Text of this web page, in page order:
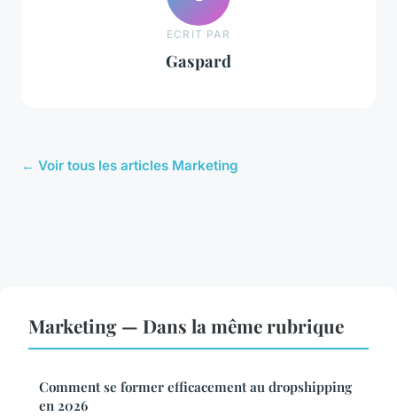
ECRIT PAR
Gaspard
← Voir tous les articles Marketing
Marketing — Dans la même rubrique
Comment se former efficacement au dropshipping
en 2026